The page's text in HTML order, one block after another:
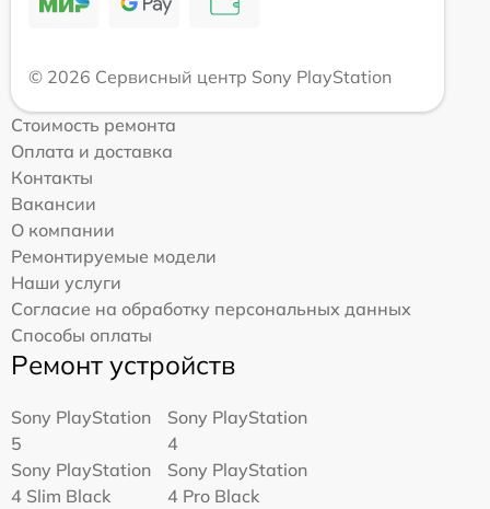
© 2026 Сервисный центр Sony PlayStation
Стоимость ремонта
Оплата и доставка
Контакты
Вакансии
О компании
Ремонтируемые модели
Наши услуги
Согласие на обработку персональных данных
Способы оплаты
Ремонт устройств
Sony PlayStation
5
Sony PlayStation
4
Sony PlayStation
4 Slim Black
Sony PlayStation
4 Pro Black